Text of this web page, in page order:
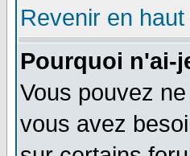
Revenir en
Pourquoi n'ai-
Vous pouvez
vous avez